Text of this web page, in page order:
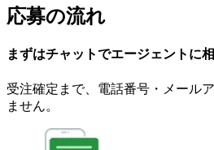
応募の流れ
まずはチャットでエージェント に
受注確定まで、 電話番号・メール
ません。